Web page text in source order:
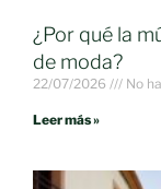
¿Por qué la
de moda?
22/07/2026 No
Leer más »